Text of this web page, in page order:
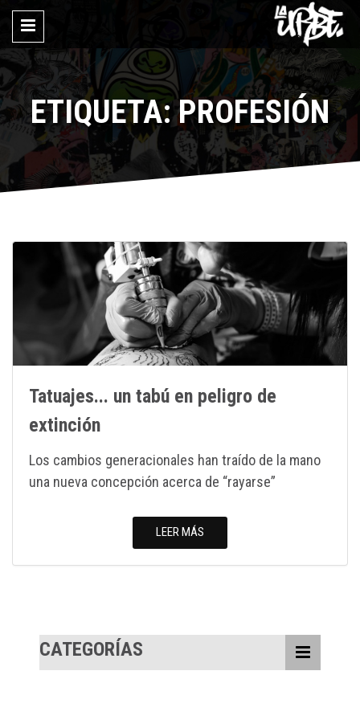
ETIQUETA: PROFESIÓN
Tatuajes... un tabú en peligro de
extinción
Los cambios generacionales han traído de la mano
una nueva concepción acerca de “rayarse”
LEER MÁS
CATEGORÍAS